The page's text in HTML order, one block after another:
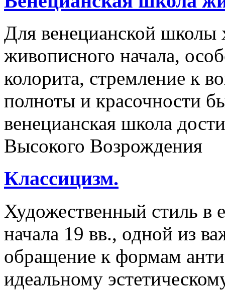
Для венецианской школы
живописного начала,
колорита, стремление к
полноты и красочности
венецианская школа
Высокого Возрождения
Классицизм.
Художественный стиль в
начала 19 вв., одной из
обращение к формам
идеальному